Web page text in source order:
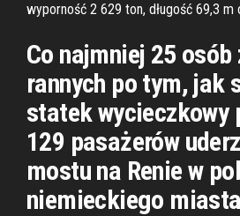
wyporność 2 629 ton, długość 69,3
Co najmniej 25 osób
rannych po tym, jak
statek wycieczkowy
129 pasażerów
mostu na Renie w
niemieckiego